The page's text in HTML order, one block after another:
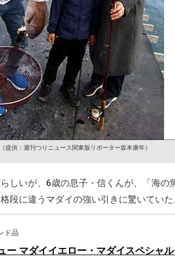
（提供：週刊つりニュース関東版リポーター坂本康年）
しいが、6歳の息子・信くんが、「海の
段に違うマダイの強い引きに驚いていた
ド品
ー マダイイエロー・マダイスペシャ